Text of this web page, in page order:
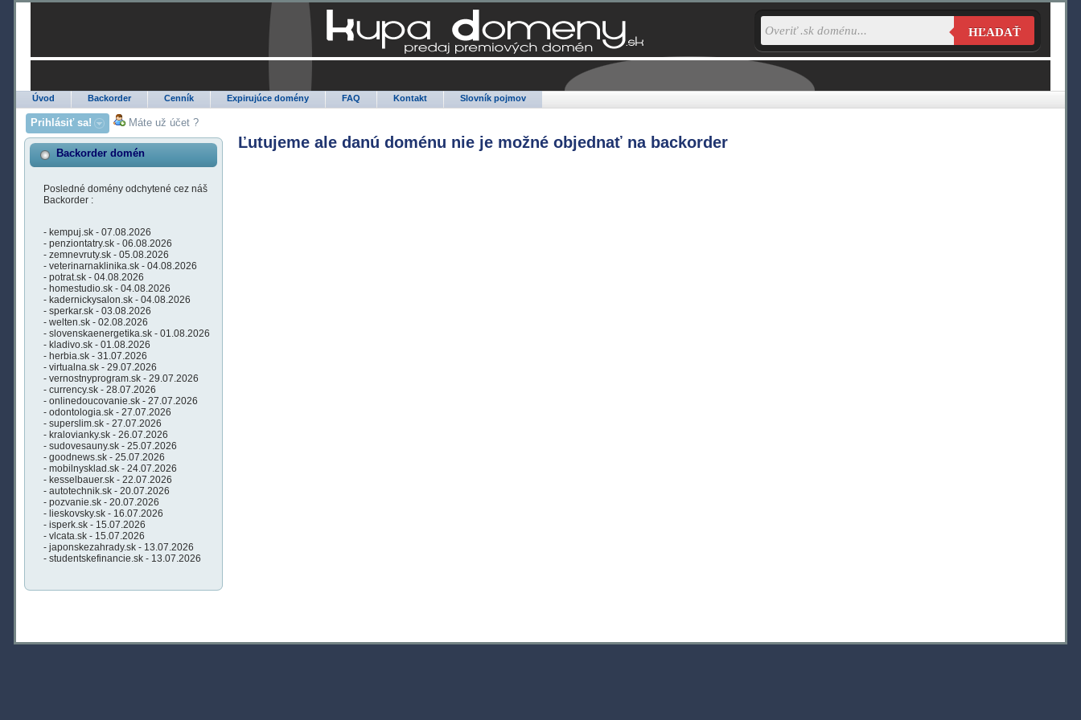
Úvod Backorder Cenník Expirujúce domény FAQ Kontakt Slovník pojmov
HĽADAŤ
Prihlásiť sa! Máte už účet ?
Backorder domén
Posledné domény odchytené cez náš
Backorder :
- kempuj.sk - 07.08.2026
- penziontatry.sk - 06.08.2026
- zemnevruty.sk - 05.08.2026
- veterinarnaklinika.sk - 04.08.2026
- potrat.sk - 04.08.2026
- homestudio.sk - 04.08.2026
- kadernickysalon.sk - 04.08.2026
- sperkar.sk - 03.08.2026
- welten.sk - 02.08.2026
- slovenskaenergetika.sk - 01.08.2026
- kladivo.sk - 01.08.2026
- herbia.sk - 31.07.2026
- virtualna.sk - 29.07.2026
- vernostnyprogram.sk - 29.07.2026
- currency.sk - 28.07.2026
- onlinedoucovanie.sk - 27.07.2026
- odontologia.sk - 27.07.2026
- superslim.sk - 27.07.2026
- kralovianky.sk - 26.07.2026
- sudovesauny.sk - 25.07.2026
- goodnews.sk - 25.07.2026
- mobilnysklad.sk - 24.07.2026
- kesselbauer.sk - 22.07.2026
- autotechnik.sk - 20.07.2026
- pozvanie.sk - 20.07.2026
- lieskovsky.sk - 16.07.2026
- isperk.sk - 15.07.2026
- vlcata.sk - 15.07.2026
- japonskezahrady.sk - 13.07.2026
- studentskefinancie.sk - 13.07.2026
Ľutujeme ale danú doménu nie je možné objednať na backorder